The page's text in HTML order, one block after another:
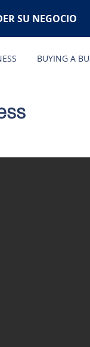
BUYING A
SU NEGOCIO